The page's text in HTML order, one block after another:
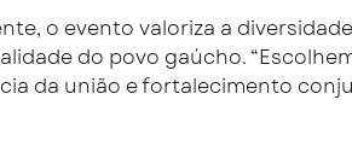
o evento valoriza a
do povo gaúcho.
da união e fortalecimento